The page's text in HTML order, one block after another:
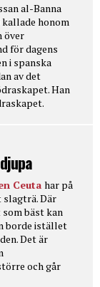
al-Banna
honom
över
för dagens
i spanska
av det
Han
Ceuta har på
Där
bäst kan
borde istället
Det är
och går